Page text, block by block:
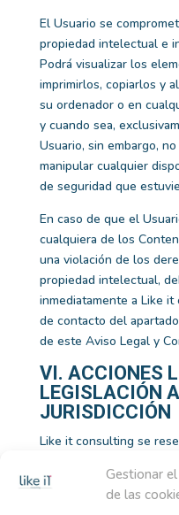
Gestionar
de las
El Usuario se
propiedad intelectual e
Podrá visualizar los
imprimirlos, copiarlos y
su ordenador o en
y cuando sea,
Usuario, sin embargo,
manipular cualquier
de seguridad que
En caso de que el
cualquiera de los
una violación de los
propiedad intelectual,
inmediatamente a Like it
de contacto del
de este Aviso Legal y
VI. ACCIONES
LEGISLACIÓN
JURISDICCIÓN
Like it consulting se
la utilización indebida
el incumplimiento de